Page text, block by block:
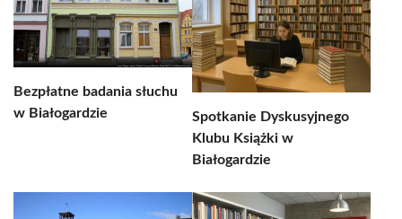
Bezpłatne badania słuchu
w Białogardzie
Spotkanie Dyskusyjnego
Klubu Książki w
Białogardzie